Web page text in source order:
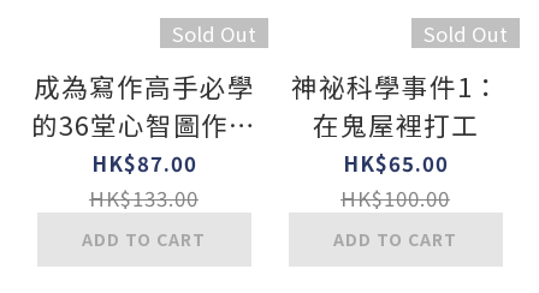
Sold Out
成為寫作高手必學
的36堂心智圖作文
課【合訂本】*套
書只限港澳地區購
買，不出海外*
HK$87.00
HK$133.00
ADD TO CART
Sold Out
神祕科學事件1：
在鬼屋裡打工
HK$65.00
HK$100.00
ADD TO CART